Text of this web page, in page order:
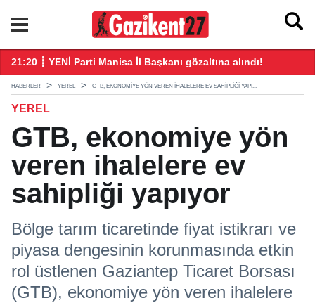
21:20 ┋ YENİ Parti Manisa İl Başkanı gözaltına alındı!
HABERLER YEREL GTB, EKONOMIYE YÖN VEREN IHALELERE EV SAHIPLIĞI YAPI...
YEREL
GTB, ekonomiye yön
veren ihalelere ev
sahipliği yapıyor
Bölge tarım ticaretinde fiyat istikrarı ve
piyasa dengesinin korunmasında etkin
rol üstlenen Gaziantep Ticaret Borsası
(GTB), ekonomiye yön veren ihalelere